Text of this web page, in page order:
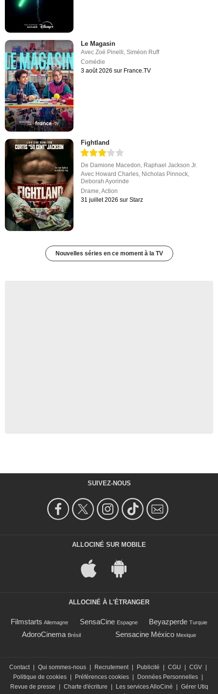
Le Magasin
AvecZoé Pinelli,Siméon Ruff
Comédie
3 août 2026 sur France.TV
Fightland
De Damione Macedon, Raphael Jackson Jr.
Avec Howard Charles, Nicholas Pinnock,
Deborah Ayorinde
Drame,Action
31 juillet 2026 sur Starz
Nouvelles séries en ce moment à la TV
SUIVEZ-NOUS
ALLOCINÉ SUR MOBILE
ALLOCINÉ À L'ÉTRANGER
Filmstarts Allemagne SensaCine Espagne Beyazperde Turquie
AdoroCinema Brésil Sensacine México Mexique
Contact | Qui sommes-nous | Recrutement | Publicité | CGU | CGV |
Politique de cookies | Préférences cookies | Données Personnelles |
Revue de presse
| Charte d'écriture | Les services AlloCiné | Gérer Utiq